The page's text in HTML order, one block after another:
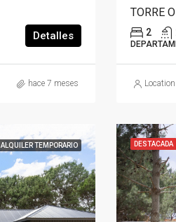
Detalles
hace 7 meses
TORRE
2
ALQUILER TEMPORARIO DESTACADA